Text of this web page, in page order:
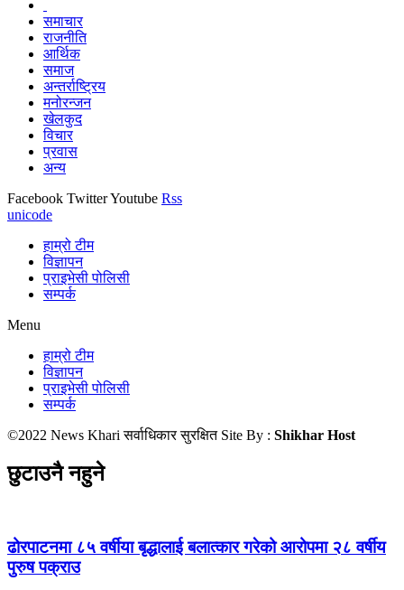
समाचार
राजनीति
आर्थिक
समाज
अन्तर्राष्ट्रिय
मनोरन्जन
खेलकुद
विचार
प्रवास
अन्य
Facebook TwitterYoutube Rss
unicode
हाम्रो टीम
विज्ञापन
प्राइभेसी पोलिसी
सम्पर्क
Menu
हाम्रो टीम
विज्ञापन
प्राइभेसी पोलिसी
सम्पर्क
©2022 News Khari सर्वाधिकार सुरक्षित Site By : Shikhar Host
छुटाउनै नहुने
ढोरपाटनमा ८५ वर्षीया बृद्धालाई बलात्कार गरेको आरोपमा २८ वर्षीय
पुरुष पक्राउ